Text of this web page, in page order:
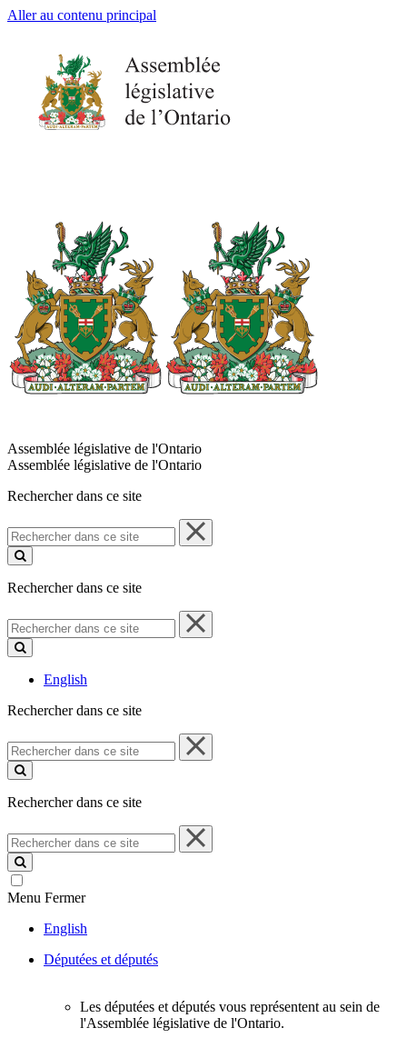
Aller au contenu principal
Assemblée législative de l'Ontario
Assemblée législative de l'Ontario
Rechercher dans ce site
Rechercher
dans
ce
Rechercher dans ce site
Rechercher
dans
ce
English
Rechercher dans ce site
Rechercher
dans
ce
Rechercher dans ce site
Rechercher
dans
ce
site
Menu Fermer
English
Députées et députés
Les députées et députés vous représentent au sein de
l'Assemblée législative de l'Ontario.